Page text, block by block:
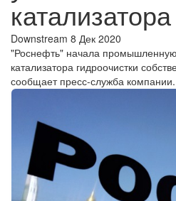
катализатора
Downstream 8 Дек 2020
"Роснефть" начала
катализатора гидроочистки
сообщает пресс-служба компании.